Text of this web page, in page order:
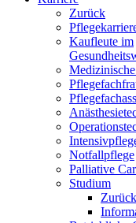
Zurück
Kaufleute im
Notfallpflege
Palliative
Studium
Zurück